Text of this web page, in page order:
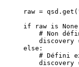
raw = qsd. get (
if raw is None
# Non
discovery
else :
# Défini
discovery